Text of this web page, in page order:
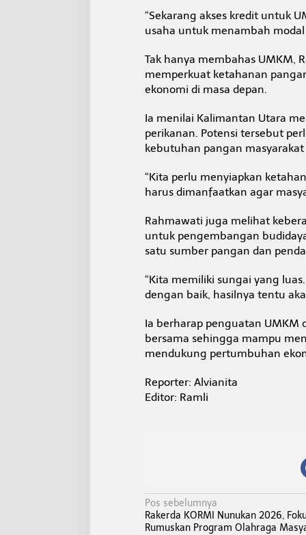
“Sekarang akses kredit untuk
usaha untuk menambah
Tak hanya membahas UMKM,
memperkuat ketahanan
ekonomi di masa depan.
Ia menilai Kalimantan Utara
perikanan. Potensi tersebut
kebutuhan pangan
“Kita perlu menyiapkan
harus dimanfaatkan agar
Rahmawati juga melihat
untuk pengembangan
satu sumber pangan dan
“Kita memiliki sungai yang
dengan baik, hasilnya tentu
Ia berharap penguatan UMKM
bersama sehingga mampu
mendukung pertumbuhan
Reporter: Alvianita
Editor: Ramli
N
a
Pos sebelumnya
Rakerda KORMI Nunukan 2026,
Rumuskan Program Olahraga